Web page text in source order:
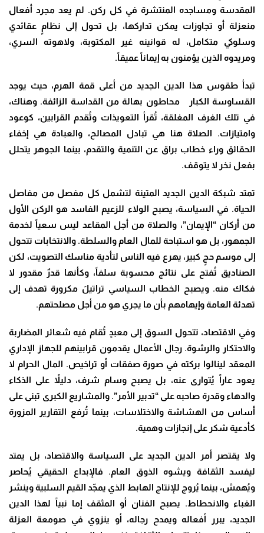
المقدسة ومساجده المنتشرة في كل ركن. لم يعد مجرد أفعال
منعزلة أو تجاوزات يمكن تداركها، بل تحول إلى نظامٍ عقائدي
وسلوكي متكامل، له قوانينه غير المكتوبة، ولاهوته السري،
ومريدوه الذين يؤمنون به إيماناً عميقاً.
تبدأ طقوس هذا الدين الجديد من أعلى قمة الهرم، حيث يوجد
القساوسة الكبار محاطون بهالة من القداسة الزائفة. وهناك،
في تلك الغرف المغلقة، تُقرأ التعويذات وتُقدم القرابين، كوعود
وامتيازات. الصلاة هنا هي تبادل المصالح، والعبادة هي إخفاء
الحقائق وراء خطاب براق عن التنمية والتقدم، بينما الجوهر يتحلل
بفعل نخر لا يتوقف.
تمتد شبكة الدين الجديد المتينة لتشمل كل مفصل من مفاصل
الحياة. في السياسة، يصبح الولاء للزعيم الفاسد هو الركن الأول
من أركان “الإيمان”، والصلاة من أجل المقاعد ليس سعياً لخدمة
الجمهور، بل هو استباحة للمال العام والسلطة. والانتخابات تتحول
إلى موسم حجٍ كبير، يهرع فيه الناس لتأدية مناسك التصويت، لكن
الصناديق تُفتح على نتائج محسوبة سلفاً، وكأنها قدرٌ مقدور لا
فكاك منه. ويصبح الخطاب السياسي تراتيلَ مكرورة تهدف إلى
تهدئة العامة وإيهامهم بأن ما يجري هو من أجل مصلحتهم.
وفي الاقتصاد، تتحول السوق إلى معبدٍ تُقام فيه شعائر المضاربة
والاحتكار والرشوة. رجال الأعمال يقدمون قرابينهم للجهاز الإداري
المعقد لينالوا بركته في صورة صفقات أو تراخيص. المال الحرام لا
يعود عاراً يُتوارى عنه، بل يصبح وسام شرف، دليلاً على الذكاء
والدهاء وقدرة صاحبه على “تدبير الأمر”. والمشاريع الكبرى تبنى على
أساس من الهشاشة والاختلاسات، بينما تُرفع التقارير المزورة
كأدعية شكر على إنجازات وهمية.
ولا يقتصر أمر الدين الجديد على السياسة والاقتصاد، بل يمتد
ليفسد الثقافة ويشوه الذوق العام. فالإبداع الحقيقي يُحاصر
ويُهمش، بينما يُروج للإنتاج الهابط الذي يمجّد القيم السلبية وينشر
الغباء والانحطاط. يصبح الفنان أو المثقف إما نبياً لهذا الدين
الجديد، يبرر أفعاله ويمدح رجاله، أو ينزوي في صومعة العزلة